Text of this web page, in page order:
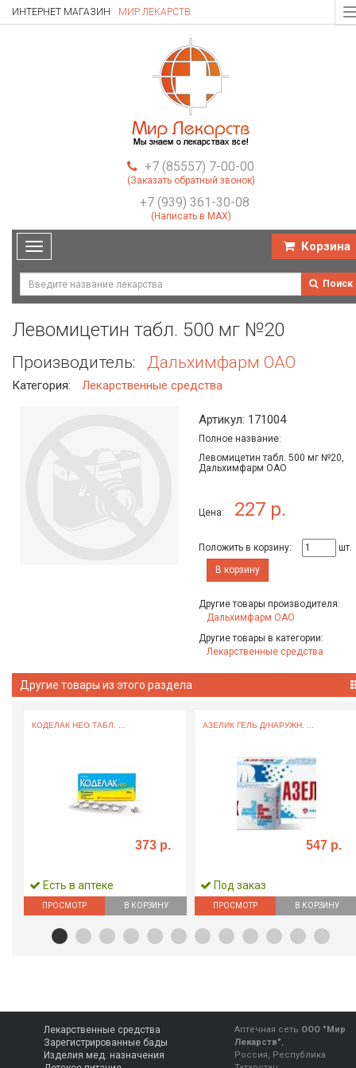
ИНТЕРНЕТ МАГАЗИН МИР ЛЕКАРСТВ
+7 (85557) 7-00-00
(Заказать обратный звонок)
+7 (939) 361-30-08
(Написать в MAX)
Toggle
navigation
Корзина
Поиск
Левомицетин табл. 500 мг №20
Производитель: Дальхимфарм ОАО
Категория: Лекарственные средства
Артикул: 171004
Полное название:
Левомицетин табл. 500 мг №20,
Дальхимфарм ОАО
Цена: 227 р.
Положить в корзину:
шт.
В корзину
Другие товары производителя:
Дальхимфарм ОАО
Другие товары в категории:
Лекарственные средства
Другие товары из этого раздела
КОДЕЛАК НЕО ТАБЛ. ...
373 р.
Есть в аптеке
ПРОСМОТР В КОРЗИНУ
АЗЕЛИК ГЕЛЬ Д/НАРУЖН. ...
547 р.
Под заказ
ПРОСМОТР В КОРЗИНУ
Лекарственные средства
Зарегистрированные бады
Изделия мед. назначения
Аптечная сеть ООО "Мир
Лекарств",
Россия, Республика